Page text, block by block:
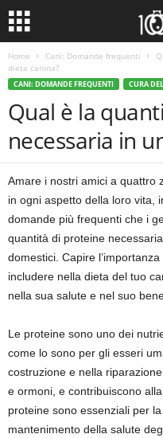
Home Cani: Domande frequenti
dieta canina?
CANI: DOMANDE FREQUENTI CURA
Qual è la
necessaria in
Amare i nostri amici a quattro
in ogni aspetto della loro vita,
domande più frequenti che i
quantità di proteine
domestici. Capire
includere nella dieta del tuo
nella sua salute e nel suo
Le proteine sono uno dei
come lo sono per gli esseri
costruzione e nella
e ormoni, e contribuiscono
proteine sono essenziali per
mantenimento della salute